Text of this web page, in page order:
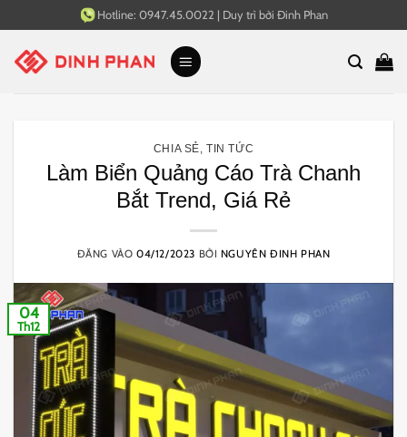
qua
nội
Hotline: 0947.45.0022 | Duy trì bởi Đinh Phan
CHIA SẺ ,TIN TỨC
Làm Biển Quảng Cáo Trà Chanh
Bắt Trend, Giá Rẻ
ĐĂNG VÀO04/12/2023 BỞI NGUYÊN ĐINH PHAN
04
Th12